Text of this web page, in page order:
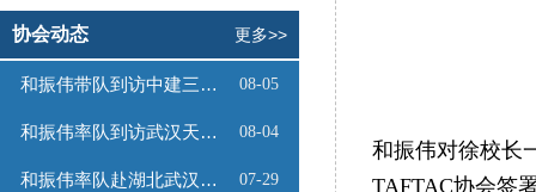
协会动态 更多>>
和振伟带队到访中建三局数字工程有限公司 08-05
和振伟率队到访武汉天源集团 08-04
和振伟率队赴湖北武汉调研 07-29
和振伟对徐校长
TAFTAC协会签